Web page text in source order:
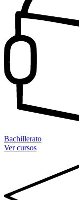
Bachillerato
Ver cursos